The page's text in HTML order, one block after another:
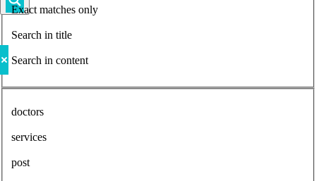
Exact matches only
Search in title
Search in content
doctors
services
post